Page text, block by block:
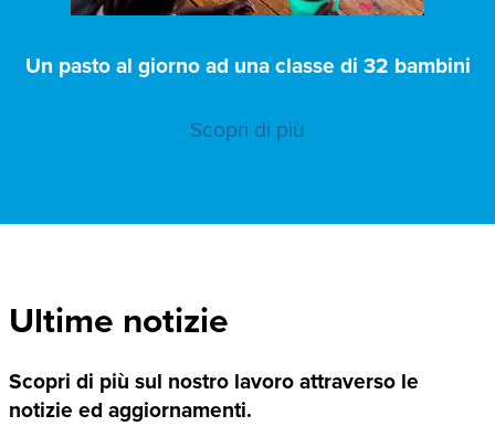
Un pasto al giorno ad una classe di 32 bambini
Scopri di più
Ultime notizie
Scopri di più sul nostro lavoro attraverso le
notizie ed aggiornamenti.